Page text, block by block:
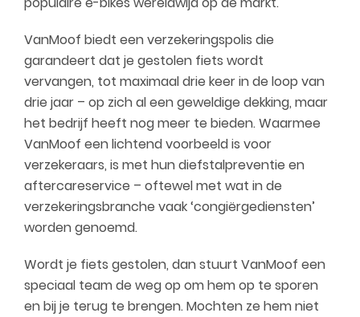
VanMoof biedt een verzekeringspolis die
garandeert dat je gestolen fiets wordt
vervangen, tot maximaal drie keer in de loop van
drie jaar – op zich al een geweldige dekking, maar
het bedrijf heeft nog meer te bieden. Waarmee
VanMoof een lichtend voorbeeld is voor
verzekeraars, is met hun diefstalpreventie en
aftercareservice – oftewel met wat in de
verzekeringsbranche vaak ‘congiërgediensten’
worden genoemd.
Wordt je fiets gestolen, dan stuurt VanMoof een
speciaal team de weg op om hem op te sporen
en bij je terug te brengen. Mochten ze hem niet